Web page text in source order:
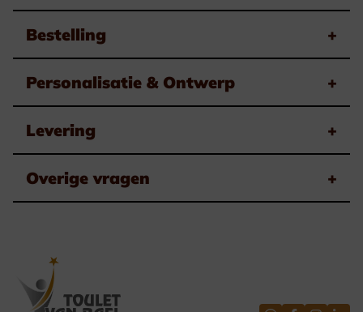
Bestelling +
Personalisatie & Ontwerp +
Levering +
Overige vragen +